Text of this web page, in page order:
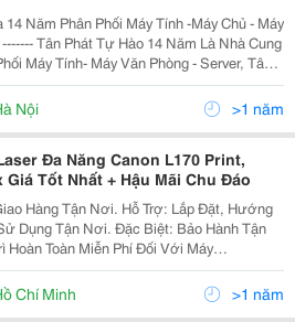
14 Năm Phân Phối Máy Tính -Máy Chủ - Máy
Máy Tính- Máy Văn Phòng - Server, Tân
Đảm Bảo Mang Tới Cho Quý Khách
Phẩm Với Mức Giá Rẻ Nhất Hà Nội,
Nội >1 năm
Đa Năng Canon L170 Print,
Giá Tốt Nhất + Hậu Mãi Chu Đáo
Tận Nơi. Hỗ Trợ: Lắp Đặt, Hướng
Nơi. Đặc Biệt: Bảo Hành Tận
Hoàn Toàn Miễn Phí Đối Với Máy
Hệ Để Được Giá Tố
Chí Minh >1 năm